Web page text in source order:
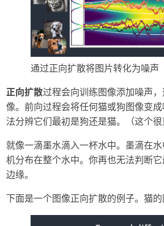
通过正向扩散将图片转化为噪声
正向扩散过程会向训练图像添加噪声
像。前向过程会将任何猫或狗图像变
法分辨它们最初是狗还是猫。（这个很
就像一滴墨水滴入一杯水中。墨滴在水
机分布在整个水中。你再也无法判断
边缘。
下面是一个图像正向扩散的例子。猫的